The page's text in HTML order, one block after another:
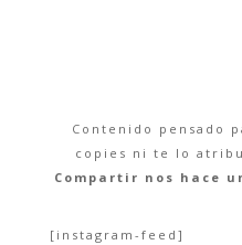
Contenido pensado
copies ni te lo
Compartir nos hace
[instagram-feed]